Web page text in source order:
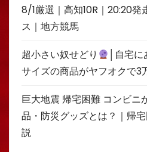
8/1厳選｜高知10R｜20:20発
ス｜地方競馬
超小さい奴せどり
│自宅
サイズの商品がヤフオクで3
巨大地震 帰宅困難 コンビニ
品・防災グッズとは？｜帰
説